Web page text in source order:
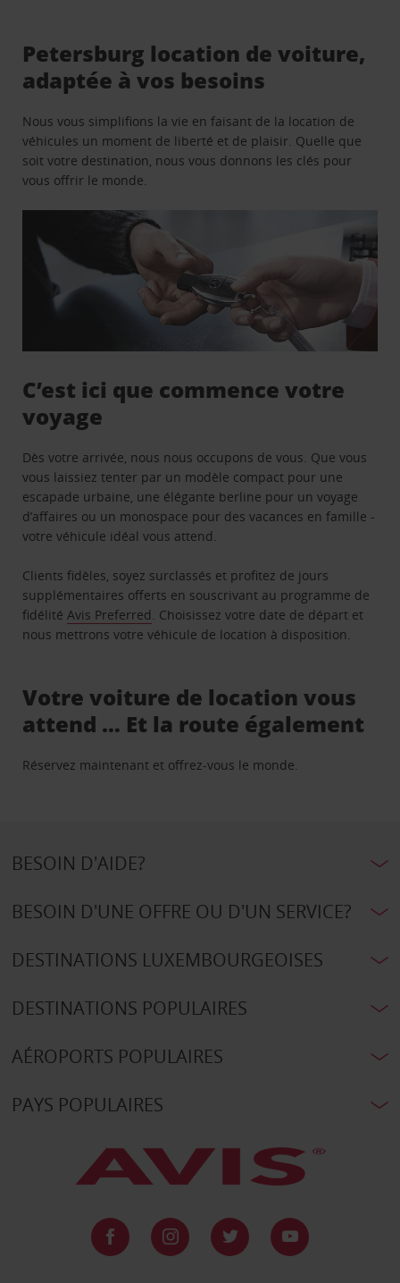
Petersburg location de voiture,
adaptée à vos besoins
Nous vous simplifions la vie en faisant de la location de
véhicules un moment de liberté et de plaisir. Quelle que
soit votre destination, nous vous donnons les clés pour
vous offrir le monde.
C’est ici que commence votre
voyage
Dès votre arrivée, nous nous occupons de vous. Que vous
vous laissiez tenter par un modèle compact pour une
escapade urbaine, une élégante berline pour un voyage
d’affaires ou un monospace pour des vacances en famille -
votre véhicule idéal vous attend.
Clients fidèles, soyez surclassés et profitez de jours
supplémentaires offerts en souscrivant au programme de
fidélitéAvis Preferred. Choisissez votre date de départ et
nous mettrons votre véhicule de location à disposition.
Votre voiture de location vous
attend … Et la route également
Réservez maintenant et offrez-vous le monde.
BESOIN D'AIDE?
BESOIN D'UNE OFFRE OU D'UN SERVICE?
DESTINATIONS LUXEMBOURGEOISES
DESTINATIONS POPULAIRES
AÉROPORTS POPULAIRES
PAYS POPULAIRES